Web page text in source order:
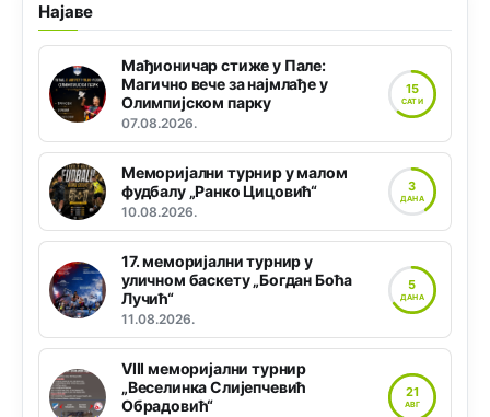
Најаве
Мађионичар стиже у Пале:
Магично вече за најмлађе у
Олимпијском парку
07.08.2026.
15
САТИ
Меморијални турнир у малом
фудбалу „Ранко Цицовић“
10.08.2026.
3
ДАНА
17. меморијални турнир у
уличном баскету „Богдан Боћа
Лучић“
11.08.2026.
5
ДАНА
VIII меморијални турнир
„Веселинка Слијепчевић
Обрадовић“
21
АВГ